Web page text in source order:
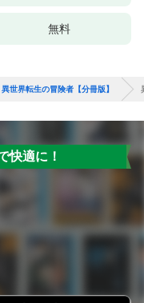
無料
異世界転生の冒険者【分冊版】
快適に！